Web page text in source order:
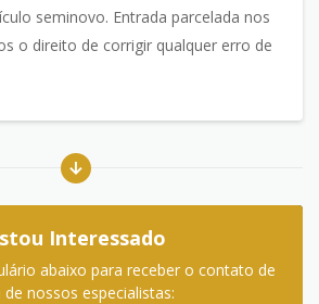
seminovo. Entrada parcelada nos
o direito de corrigir qualquer erro de
Interessado
abaixo para receber o contato de
de nossos especialistas: